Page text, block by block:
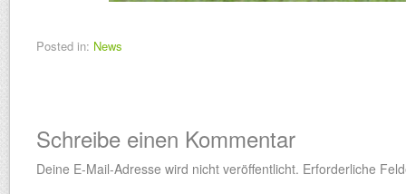
Posted in: News
Schreibe einen Kommentar
Deine E-Mail-Adresse wird nicht veröffentlicht. Erforderliche